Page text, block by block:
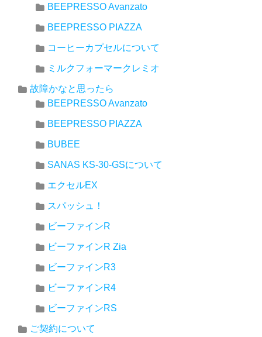
BEEPRESSO Avanzato
BEEPRESSO PIAZZA
コーヒーカプセルについて
ミルクフォーマークレミオ
故障かなと思ったら
BEEPRESSO Avanzato
BEEPRESSO PIAZZA
BUBEE
SANAS KS-30-GSについて
エクセルEX
スパッシュ！
ビーファインR
ビーファインR Zia
ビーファインR3
ビーファインR4
ビーファインRS
ご契約について